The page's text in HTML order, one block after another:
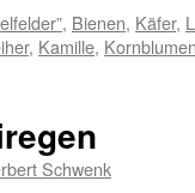
, Bienen, Käfer,
, Kamille,
Schwenk